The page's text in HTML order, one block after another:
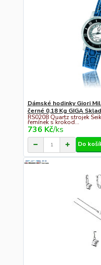
Dámské hodinky Giori
černé 0,18 Kg GIGA
RS0208 Quartz strojek
řemínek s krokod...
736 Kč/ks
Do